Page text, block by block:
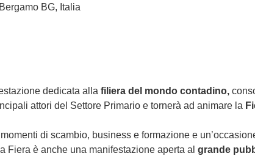
BG, Italia
dedicata alla filiera del mondo contadino,
attori del Settore Primario e tornerà ad animare la
di scambio, business e formazione e
Fiera è anche una manifestazione aperta al grande